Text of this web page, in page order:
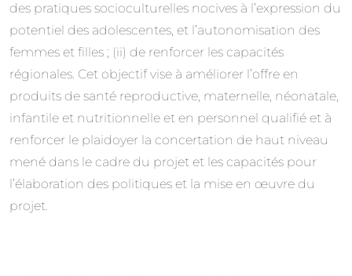
des pratiques socioculturelles nocives à l’expression du
potentiel des adolescentes, et l’autonomisation des
femmes et filles ; (ii) de renforcer les capacités
régionales. Cet objectif vise à améliorer l’offre en
produits de santé reproductive, maternelle, néonatale,
infantile et nutritionnelle et en personnel qualifié et à
renforcer le plaidoyer la concertation de haut niveau
mené dans le cadre du projet et les capacités pour
l’élaboration des politiques et la mise en œuvre du
projet.